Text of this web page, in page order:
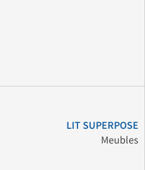
LIT SUPERPOSE
Meubles